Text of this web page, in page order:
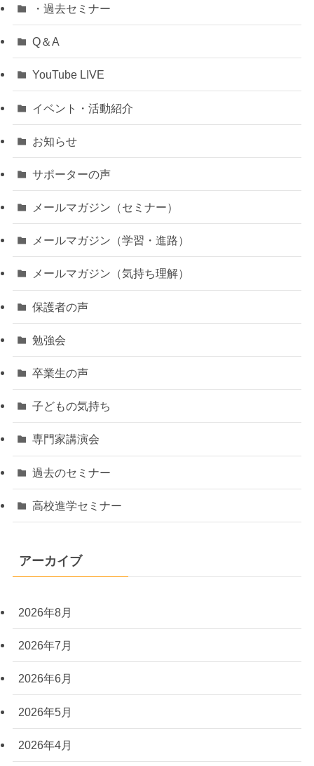
・過去セミナー
Q＆A
YouTube LIVE
イベント・活動紹介
お知らせ
サポーターの声
メールマガジン（セミナー）
メールマガジン（学習・進路）
メールマガジン（気持ち理解）
保護者の声
勉強会
卒業生の声
子どもの気持ち
専門家講演会
過去のセミナー
高校進学セミナー
アーカイブ
2026年8月
2026年7月
2026年6月
2026年5月
2026年4月